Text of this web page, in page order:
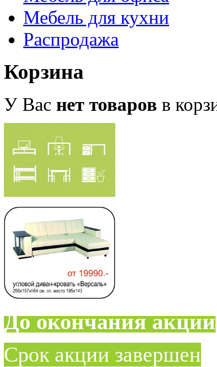
Мебель для кухни
Распродажа
Корзина
У Вас нет товаров в
До окончания акции
Срок акции завершен